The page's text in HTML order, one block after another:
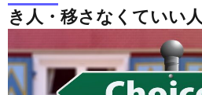
き人・移さなくていい人